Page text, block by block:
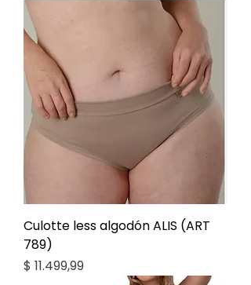
Culotte less algodón ALIS (ART
789)
Precio
$ 11.499,99